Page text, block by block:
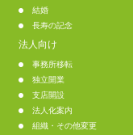
結婚
長寿の記念
法人向け
事務所移転
独立開業
支店開設
法人化案内
組織・その他変更